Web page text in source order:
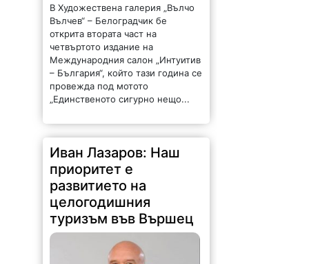
В Художествена галерия „Вълчо
Вълчев“ – Белоградчик бе
открита втората част на
четвъртото издание на
Международния салон „Интуитив
– България“, който тази година се
провежда под мотото
„Единственото сигурно нещо...
Иван Лазаров: Наш
приоритет е
развитието на
целогодишния
туризъм във Вършец